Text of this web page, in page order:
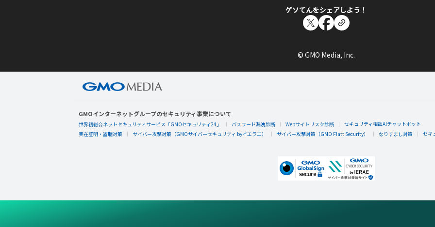
ゲソてんをシェアしよう！
© GMO Media, Inc.
GMOインターネットグループのセキュリティ事業について
世界初総合ネットセキュリティサービス「GMOセキュリティ24」 パスワード漏洩診断 Webサイトリスク診断
セキュリティ相談AIチャットボット
実在証明・盗聴対策
サイバー攻撃対策（GMOサイバーセキュリティ byイエラエ） サイバー攻撃対策（GMO Flatt Security） なりすまし対策 セキ